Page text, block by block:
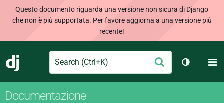
Questo documento riguarda una versione non sicura di Django
che non è più supportata. Per favore aggiorna a una versione più
recente!
Django
Search Conferma
Cambia
Documentazione